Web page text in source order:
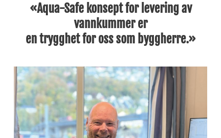
«Aqua-Safe konsept for levering av
vannkummer er
en trygghet for oss som byggherre.»